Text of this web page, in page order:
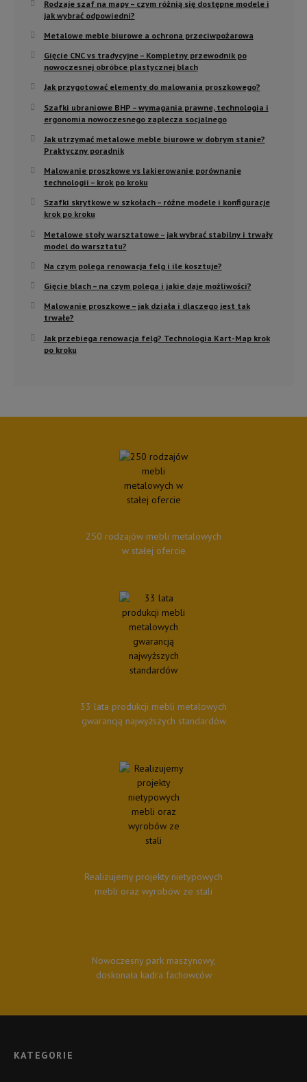
Rodzaje szaf na mapy – czym różnią się dostępne modele i
jak wybrać odpowiedni?
Metalowe meble biurowe a ochrona przeciwpożarowa
Gięcie CNC vs tradycyjne – Kompletny przewodnik po
nowoczesnej obróbce plastycznej blach
Jak przygotować elementy do malowania proszkowego?
Szafki ubraniowe BHP – wymagania prawne, technologia i
ergonomia nowoczesnego zaplecza socjalnego
Jak utrzymać metalowe meble biurowe w dobrym stanie?
Praktyczny poradnik
Malowanie proszkowe vs lakierowanie porównanie
technologii – krok po kroku
Szafki skrytkowe w szkołach – różne modele i konfiguracje
krok po kroku
Metalowe stoły warsztatowe – jak wybrać stabilny i trwały
model do warsztatu?
Na czym polega renowacja felg i ile kosztuje?
Gięcie blach – na czym polega i jakie daje możliwości?
Malowanie proszkowe – jak działa i dlaczego jest tak
trwałe?
Jak przebiega renowacja felg? Technologia Kart-Map krok
po kroku
250 rodzajów mebli metalowych
w stałej ofercie
33 lata produkcji mebli metalowych
gwarancją najwyższych standardów
Realizujemy projekty nietypowych
mebli oraz wyrobów ze stali
Nowoczesny park maszynowy,
doskonała kadra fachowców
KATEGORIE